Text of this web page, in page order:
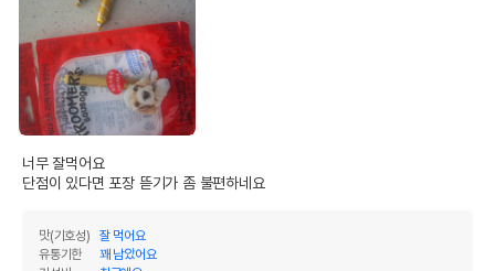
너무 잘먹어요
단점이 있다면 포장 뜯기가 좀 불편하네요
맛(기호성)
잘 먹어요
유통기한
꽤 남았어요